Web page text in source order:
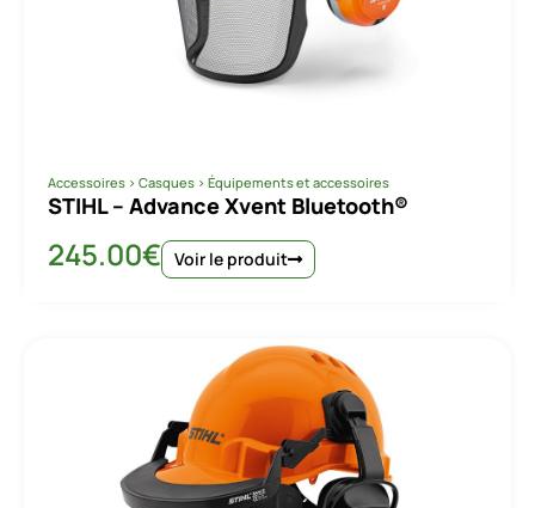
Accessoires > Casques > Équipements et accessoires
STIHL – Advance Xvent Bluetooth®
245.00€ Voir le produit